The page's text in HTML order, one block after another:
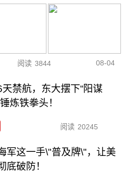
阅读 3844 08-04
天禁航，东大摆下“阳谋
炼铁拳头！
阅读 20245
军这一手\"普及牌\"，让美
底破防！